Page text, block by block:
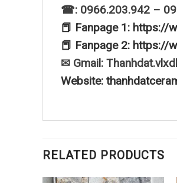
☎: 0966.203.942 –
📕 Fanpage 1: https://
📕 Fanpage 2: https://
✉ Gmail:
Website:
RELATED PRODUCTS